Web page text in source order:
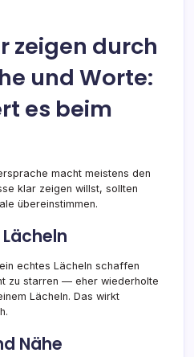
zeigen durch
und Worte:
es beim
macht meistens den
klar zeigen willst, sollten
übereinstimmen.
echtes Lächeln schaffen
zu starren — eher wiederholte
Lächeln. Das wirkt
Nähe